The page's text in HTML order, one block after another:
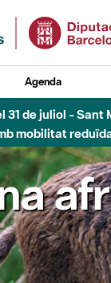
Agenda
31 de juliol -
mobilitat